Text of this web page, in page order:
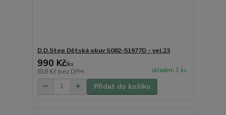
D.D.Step Dětská obuv S082-51977D - vel.23
990 Kč/ks
818 Kč bez DPH skladem 1 ks
Přidat do košíku